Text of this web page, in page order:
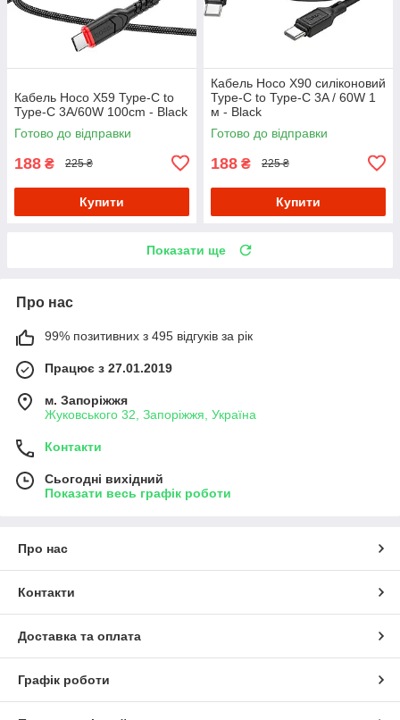
Кабель Hoco X59 Type-C to
Type-C 3A/60W 100cm - Black
Готово до відправки
188 ₴ 225 ₴
Купити
Кабель Hoco X90 силіконовий
Type-C to Type-C 3A / 60W 1
м - Black
Готово до відправки
188 ₴ 225 ₴
Купити
Показати ще
Про нас
99% позитивних з 495 відгуків за рік
Працює з 27.01.2019
м. Запоріжжя
Жуковського 32, Запоріжжя, Україна
Контакти
Сьогодні вихідний
Показати весь графік роботи
Про нас
Контакти
Доставка та оплата
Графік роботи